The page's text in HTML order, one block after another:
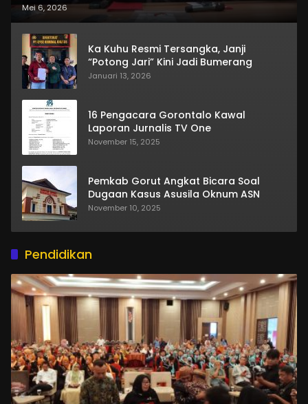
Mei 6, 2026
Ka Kuhu Resmi Tersangka, Janji
“Potong Jari” Kini Jadi Bumerang
Januari 13, 2026
16 Pengacara Gorontalo Kawal
Laporan Jurnalis TV One
November 15, 2025
Pemkab Gorut Angkat Bicara Soal
Dugaan Kasus Asusila Oknum ASN
November 10, 2025
Pendidikan